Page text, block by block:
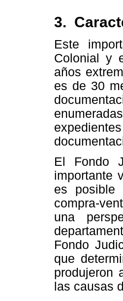
3.
Este
Colonial y
años
es de 30
El Fondo
importante
es posible
compra-
una
Fondo
que
produjeron
las causas